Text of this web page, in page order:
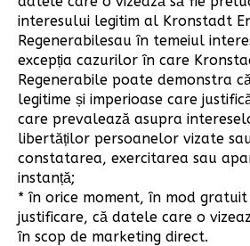
interesului legitim al Kronstadt
Regenerabilesau în temeiul
excepția cazurilor în care
Regenerabile poate demonstra
legitime și imperioase care
care prevalează asupra
libertăților persoanelor vizate
constatarea, exercitarea sau
instanță;
* în orice moment, în mod gratuit
justificare, că datele care o
în scop de marketing direct.